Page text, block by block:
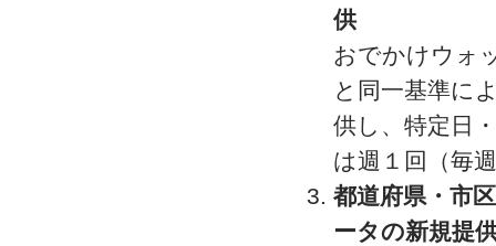
供
おでかけウォ
と同一基準に
供し、特定日
は週１回（毎
都道府県・市
ータの新規提